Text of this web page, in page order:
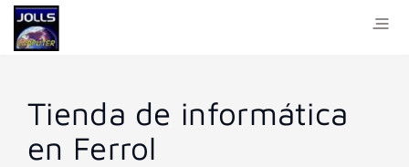
Tienda de informática
en Ferrol